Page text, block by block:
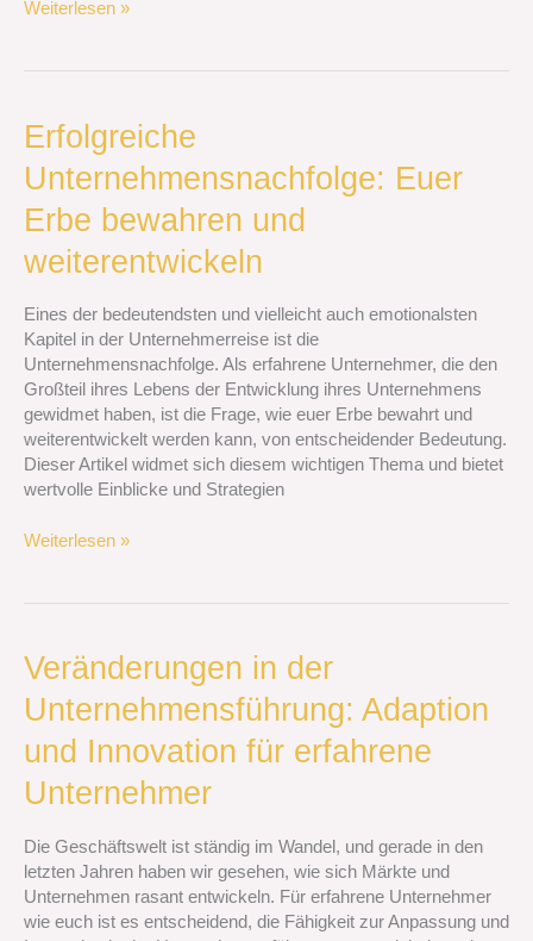
Weiterlesen »
Erfolgreiche
Unternehmensnachfolge: Euer
Erbe bewahren und
weiterentwickeln
Eines der bedeutendsten und vielleicht auch emotionalsten
Kapitel in der Unternehmerreise ist die
Unternehmensnachfolge. Als erfahrene Unternehmer, die den
Großteil ihres Lebens der Entwicklung ihres Unternehmens
gewidmet haben, ist die Frage, wie euer Erbe bewahrt und
weiterentwickelt werden kann, von entscheidender Bedeutung.
Dieser Artikel widmet sich diesem wichtigen Thema und bietet
wertvolle Einblicke und Strategien
Erfolgreiche
Unternehmensnachfolge:
Euer
bewahren
und
weiterentwickeln
Weiterlesen »
Veränderungen in der
Unternehmensführung: Adaption
und Innovation für erfahrene
Unternehmer
Die Geschäftswelt ist ständig im Wandel, und gerade in den
letzten Jahren haben wir gesehen, wie sich Märkte und
Unternehmen rasant entwickeln. Für erfahrene Unternehmer
wie euch ist es entscheidend, die Fähigkeit zur Anpassung und
Veränderungen
in
Adaption
und
Innovation
erfahrene
Unternehmer